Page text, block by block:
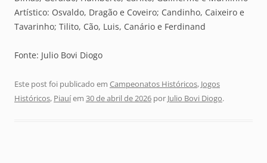
Artístico: Osvaldo, Dragão e Coveiro; Candinho, Caixeiro e
Tavarinho; Tilito, Cão, Luis, Canário e Ferdinand
Fonte: Julio Bovi Diogo
Este post foi publicado em Campeonatos Históricos, Jogos
Históricos, Piauíem 30 de abril de 2026 por Julio Bovi Diogo.